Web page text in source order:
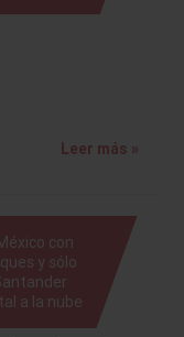
Leer más »
con
y sólo
a la nube